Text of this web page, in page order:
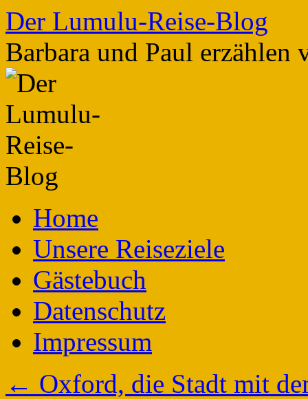
Zum
Inhalt
springen
Der Lumulu-Reise-Blog
Barbara und Paul erzählen
Home
Unsere Reiseziele
Gästebuch
Datenschutz
Impressum
← Oxford, die Stadt mit